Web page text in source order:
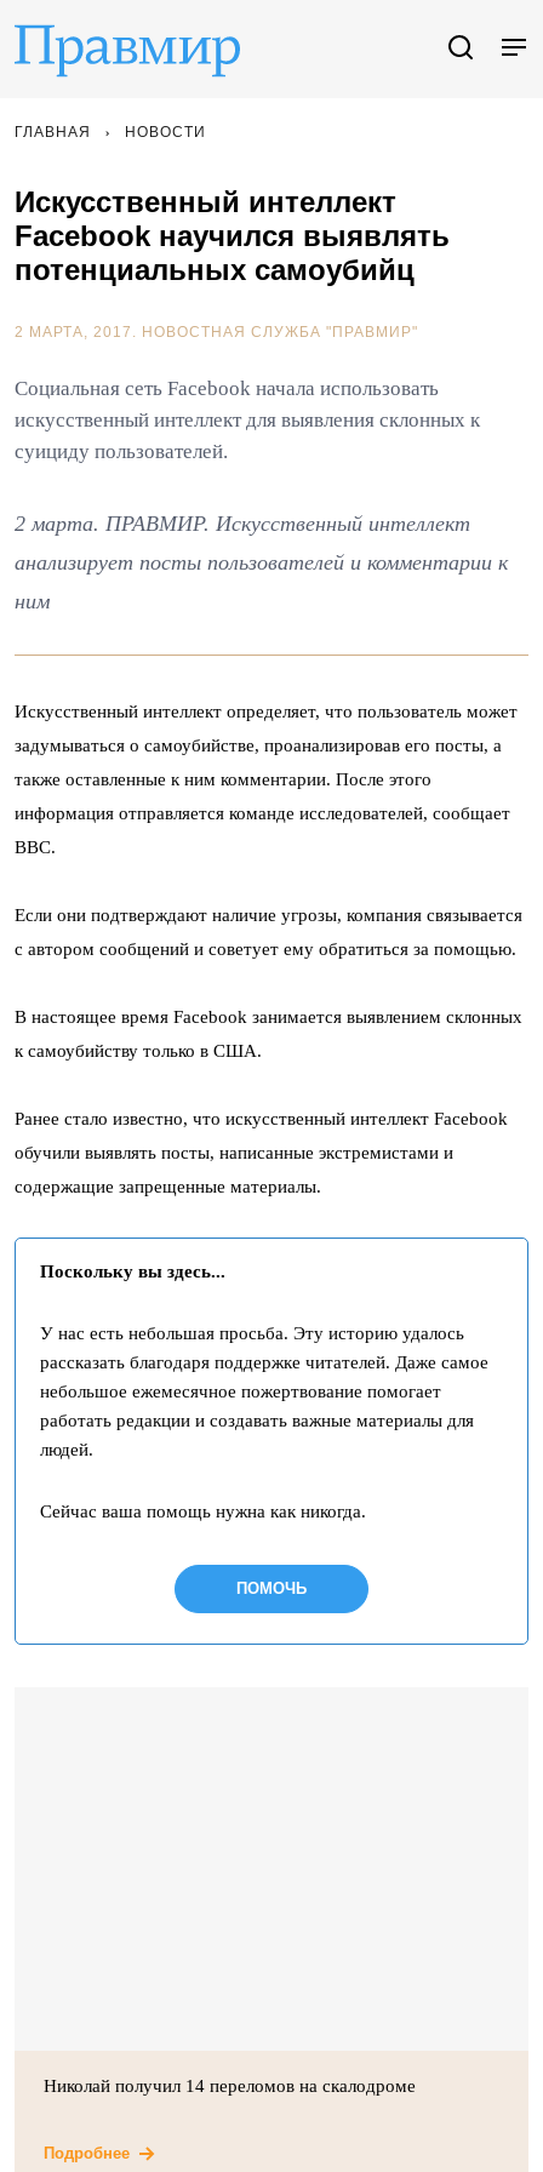
ГЛАВНАЯ НОВОСТИ
Искусственный интеллект
Facebook научился выявлять
потенциальных самоубийц
2 МАРТА, 2017. НОВОСТНАЯ СЛУЖБА "ПРАВМИР"
Социальная сеть Facebook начала использовать
искусственный интеллект для выявления склонных к
суициду пользователей.
2 марта. ПРАВМИР. Искусственный интеллект
анализирует посты пользователей и комментарии к
ним
Искусственный интеллект определяет, что пользователь может
задумываться о самоубийстве, проанализировав его посты, а
также оставленные к ним комментарии. После этого
информация отправляется команде исследователей, сообщает
BBC.
Если они подтверждают наличие угрозы, компания связывается
с автором сообщений и советует ему обратиться за помощью.
В настоящее время Facebook занимается выявлением склонных
к самоубийству только в США.
Ранее стало известно, что искусственный интеллект Facebook
обучили выявлять посты, написанные экстремистами и
содержащие запрещенные материалы.
Поскольку вы здесь...
У нас есть небольшая просьба. Эту историю удалось
рассказать благодаря поддержке читателей. Даже самое
небольшое ежемесячное пожертвование помогает
работать редакции и создавать важные материалы для
людей.
Сейчас ваша помощь нужна как никогда.
ПОМОЧЬ
Николай получил 14 переломов на скалодроме
Подробнее